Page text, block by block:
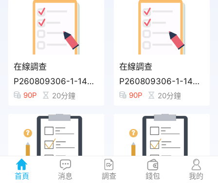
兌換 *** 05:48 參與 在線調查
兌換
05:44 參與 在線調查
14:46 兌換 5000 積分
兌換 *** 22:39 兌換 2500 積分
兌換 *** 20:38 兌換 5000 積分
*** 13:49 兌換 2500 積分
在線調查
P260809306-1-149863772
90P 20分鐘
在線調查
P260809306-1-149863771
90P 20分鐘
在線調查 在線調查
首頁 消息 調查 錢包 我的